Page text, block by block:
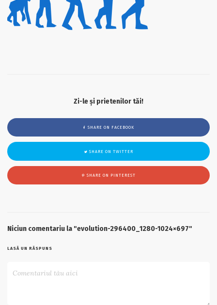
Zi-le și prietenilor tăi!
SHARE ON FACEBOOK
SHARE ON TWITTER
SHARE ON PINTEREST
Niciun comentariu la "evolution-296400_1280-1024×697"
LASĂ UN RĂSPUNS